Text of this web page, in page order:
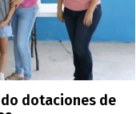
dotaciones de